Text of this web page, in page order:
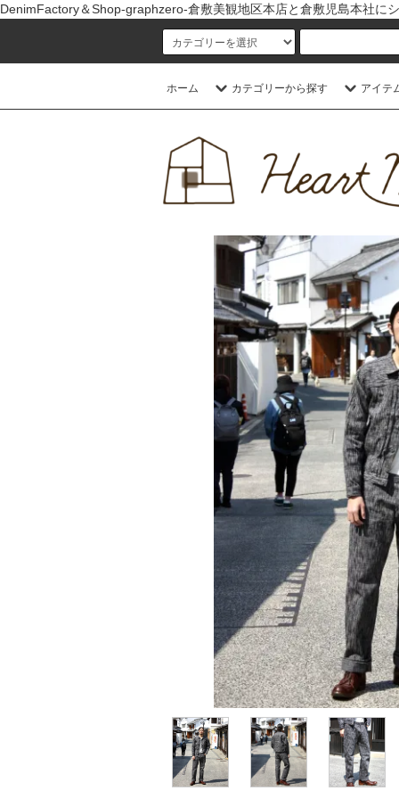
DenimFactory＆Shop-graphzero-倉敷美観地区本店と倉敷児島本社に
ホーム カテゴリーから探す アイテ